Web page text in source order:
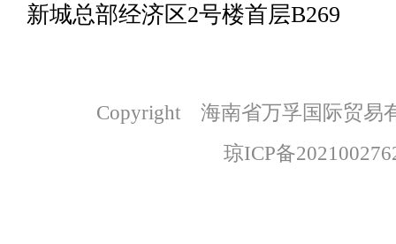
新城总部经济区2号楼首层B269
Copyright 海南省万孚国际贸
琼ICP备